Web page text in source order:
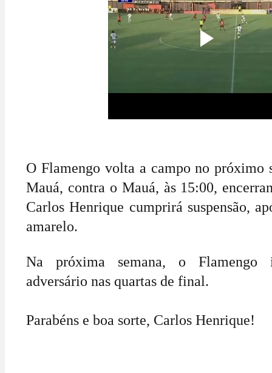
O Flamengo volta a campo no próximo
Mauá, contra o Mauá, às 15:00,
Carlos Henrique cumprirá suspensão,
amarelo.
Na próxima semana, o Flamengo
adversário nas quartas de final.
Parabéns e boa sorte, Carlos Henrique!